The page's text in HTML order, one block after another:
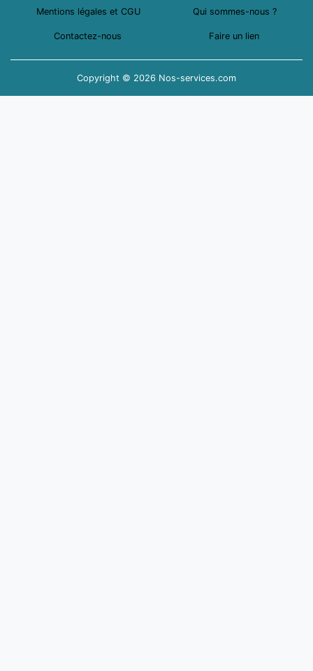
Mentions légales et CGU Qui sommes-nous ?
Contactez-nous Faire un lien
Copyright © 2026 Nos-services.com